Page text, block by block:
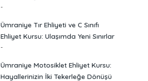
-
Ümraniye Tır Ehliyeti ve C Sınıfı
Ehliyet Kursu: Ulaşımda Yeni Sınırlar
-
Ümraniye Motosiklet Ehliyet Kursu:
Hayallerinizin İki Tekerleğe Dönüşü